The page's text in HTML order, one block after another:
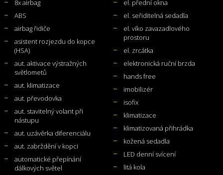
8x airbag
ABS
airbag řidiče
asistent rozjezdu do kopce
(HSA)
aut. aktivace výstražných
světlometů
aut. klimatizace
aut. převodovka
aut. stavitelný volant při
nástupu
aut. uzávěrka diferenciálu
aut. zabrždění v kopci
automatické přepínání
dálkových světel
el. přední okna
el. seřiditelná sedadla
el. víko zavazadlového
prostoru
el. zrcátka
elektronická ruční brzda
hands free
imobilizér
isofix
klimatizace
klimatizovaná přihrádka
kožená sedadla
LED denní svícení
litá kola